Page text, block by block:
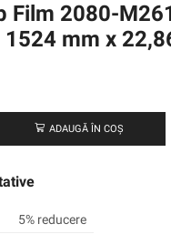
Film 2080-
1524 mm x
ADAUGĂ ÎN COȘ
5% reducere